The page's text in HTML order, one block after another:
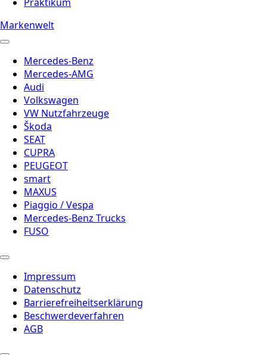
Markenwelt
Mercedes-Benz
Mercedes-AMG
Audi
Volkswagen
VW Nutzfahrzeuge
Škoda
SEAT
CUPRA
PEUGEOT
smart
MAXUS
Piaggio / Vespa
Mercedes-Benz Trucks
FUSO
Impressum
Datenschutz
Barrierefreiheitserklärung
Beschwerdeverfahren
AGB